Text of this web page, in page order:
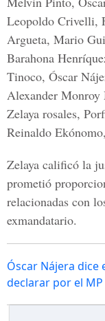
Leopoldo Crivelli,
Argueta, Mario
Barahona
Tinoco, Óscar
Alexander
Zelaya rosales,
Reinaldo
Zelaya calificó la
prometió
relacionadas con
exmandatario.
Óscar Nájera dice
declarar por el MP